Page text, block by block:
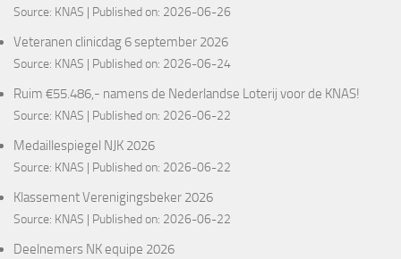
Source: KNAS Published on: 2026-06-26
Veteranen clinicdag 6 september 2026
Source: KNAS Published on: 2026-06-24
Ruim €55.486,- namens de Nederlandse Loterij voor de KNAS!
Source: KNAS Published on: 2026-06-22
Medaillespiegel NJK 2026
Source: KNAS Published on: 2026-06-22
Klassement Verenigingsbeker 2026
Source: KNAS Published on: 2026-06-22
Deelnemers NK equipe 2026